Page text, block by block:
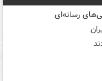
رسانه‌ای